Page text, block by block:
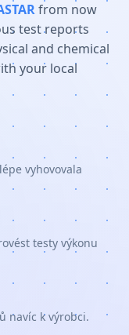
from now
test reports
and chemical
your local
vyhovovala
testy výkonu
navíc k výrobci.